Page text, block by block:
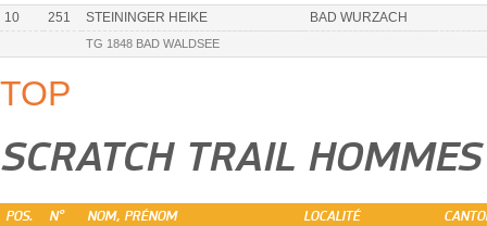
10 251 STEININGER HEIKE BAD WURZACH
TG 1848 BAD WALDSEE
TOP
SCRATCH TRAIL HOMMES
POS. N° NOM, PRÉNOM LOCALITÉ